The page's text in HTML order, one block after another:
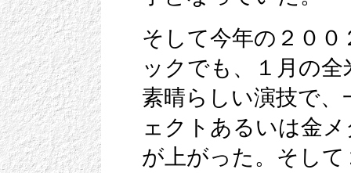
そして今年の２０
ックでも、１月の
素晴らしい演技で
ェクトあるいは金
が上がった。そし